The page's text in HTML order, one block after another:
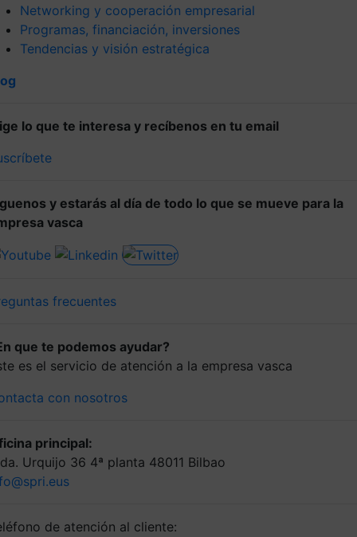
Networking y cooperación empresarial
Programas, financiación, inversiones
Tendencias y visión estratégica
lo que te interesa y recíbenos en tu email
y estarás al día de todo lo que se mueve para la
vasca
frecuentes
que te podemos ayudar?
es el servicio de atención a la empresa vasca
con nosotros
principal:
Urquijo 36 4ª planta 48011 Bilbao
de atención al cliente: